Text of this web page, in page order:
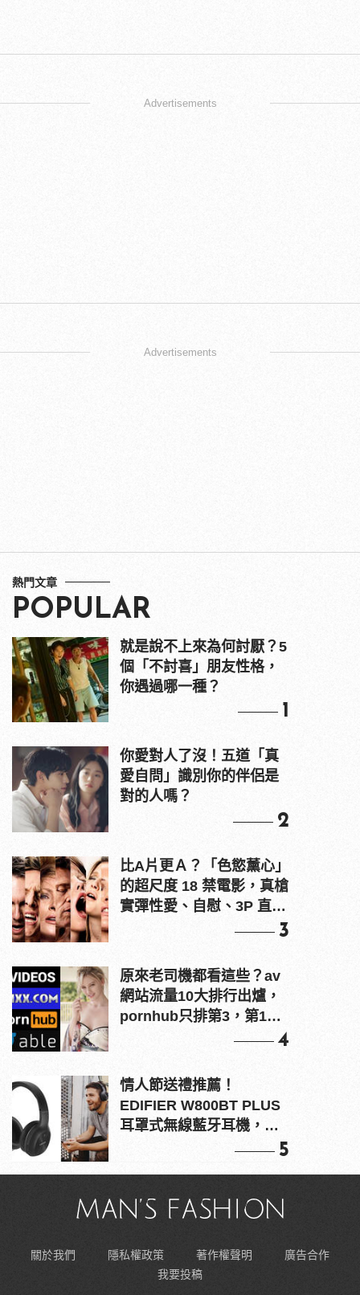
Advertisements
Advertisements
熱門文章
POPULAR
就是說不上來為何討厭？5
個「不討喜」朋友性格，
你遇過哪一種？
1
你愛對人了沒！五道「真
愛自問」識別你的伴侶是
對的人嗎？
2
比A片更Ａ？「色慾薰心」
的超尺度 18 禁電影，真槍
實彈性愛、自慰、3P 直接
3
原來老司機都看這些？av
網站流量10大排行出爐，
pornhub只排第3，第1名
4
情人節送禮推薦！
EDIFIER W800BT PLUS
耳罩式無線藍牙耳機，在
5
關於我們 隱私權政策 著作權聲明
廣告合作
我要投稿